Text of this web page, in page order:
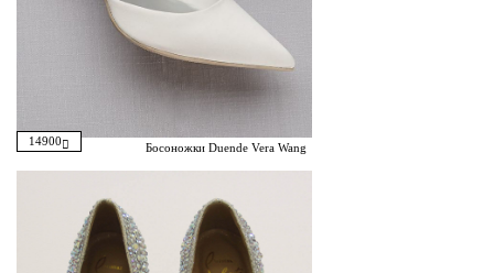
14900 Босоножки Duende Vera Wang